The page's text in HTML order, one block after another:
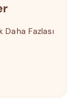
Fazlası